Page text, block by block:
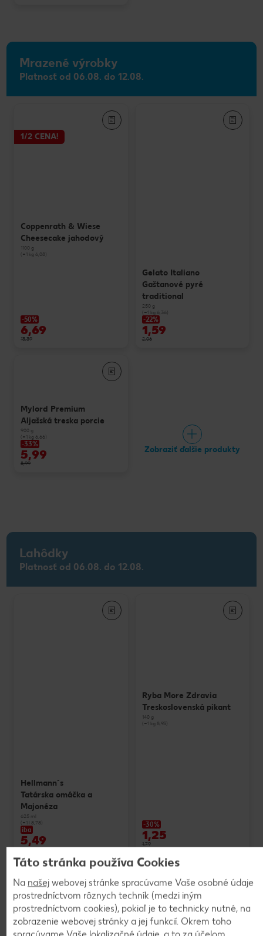
Mrazené výrobky
Platnosť od 06.08. do 12.08.
1/2 CENA!
Coppenrath & Wiese
Cheesecake jahodový
1100 g
(=1 kg 6,08)
-50%
6,69
13,39
Gelato Italiano
Gaštanové pyré
traditional
250 g
(=1 kg 6,36)
-22%
1,59
2,06
Mylord Premium
Aljašská treska porcie
900 g
(=1 kg 6,66)
-33%
5,99
8,99
Zobraziť ďalšie produkty
Lahôdky
Platnosť od 06.08. do 12.08.
Hellmann´s
Tatárska omáčka a
Majonéza
625 ml
(=1 l 8,78)
iba
5,49
Ryba More Zdravia
Treskoslovenská pikant
140 g
(=1 kg 8,93)
-30%
1,25
1,79
Táto stránka používa Cookies
Na našej webovej stránke spracúvame Vaše osobné údaje
prostredníctvom rôznych techník (medzi iným
prostredníctvom cookies), pokiaľ je to technicky nutné, na
zobrazenie webovej stránky a jej funkcií. Okrem toho